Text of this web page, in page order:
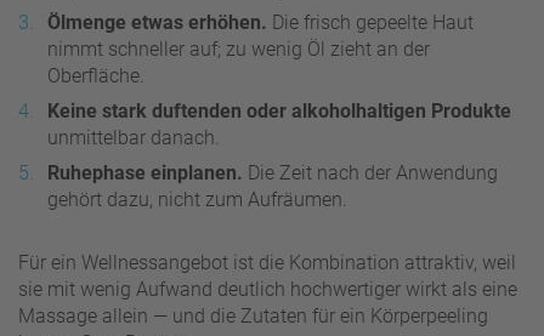
Ölmenge etwas erhöhen. Die frisch gepeelte Haut
nimmt schneller auf; zu wenig Öl zieht an der
Oberfläche.
Keine stark duftenden oder alkoholhaltigen Produkte
unmittelbar danach.
Ruhephase einplanen. Die Zeit nach der Anwendung
gehört dazu, nicht zum Aufräumen.
Für ein Wellnessangebot ist die Kombination attraktiv, weil
sie mit wenig Aufwand deutlich hochwertiger wirkt als eine
Massage allein — und die Zutaten für ein Körperpeeling